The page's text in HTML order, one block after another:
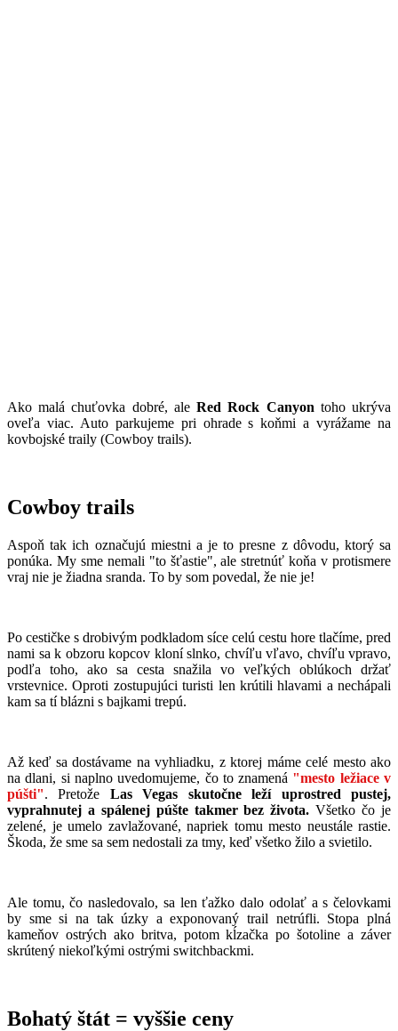
Ako malá chuťovka dobré, aleRed Rock Canyon toho ukrýva
oveľa viac. Auto parkujeme pri ohrade s koňmi a vyrážame na
kovbojské traily (Cowboy trails).
Cowboy trails
Aspoň tak ich označujú miestni a je to presne z dôvodu, ktorý sa
ponúka. My sme nemali "to šťastie", ale stretnúť koňa v protismere
vraj nie je žiadna sranda. To by som povedal, že nie je!
Po cestičke s drobivým podkladom síce celú cestu hore tlačíme, pred
nami sa k obzoru kopcov kloní slnko, chvíľu vľavo, chvíľu vpravo,
podľa toho, ako sa cesta snažila vo veľkých oblúkoch držať
vrstevnice. Oproti zostupujúci turisti len krútili hlavami a nechápali
kam sa tí blázni s bajkami trepú.
Až keď sa dostávame na vyhliadku, z ktorej máme celé mesto ako
na dlani, si naplno uvedomujeme, čo to znamená "mesto ležiace v
púšti". Pretože Las Vegas skutočne leží uprostred pustej,
vyprahnutej a spálenej púšte takmer bez života. Všetko čo je
zelené, je umelo zavlažované, napriek tomu mesto neustále rastie.
Škoda, že sme sa sem nedostali za tmy, keď všetko žilo a svietilo.
Ale tomu, čo nasledovalo, sa len ťažko dalo odolať a s čelovkami
by sme si na tak úzky a exponovaný trail netrúfli. Stopa plná
kameňov ostrých ako britva, potom kĺzačka po šotoline a záver
skrútený niekoľkými ostrými switchbackmi.
Bohatý štát = vyššie ceny